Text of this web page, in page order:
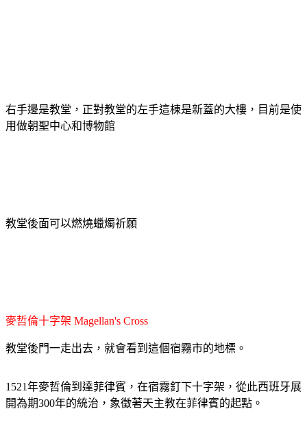
右手邊是教堂，正對教堂的左手這棟是新蓋的大樓，目前是使
用做朝聖中心和博物館
教堂後面可以燃燒蠟燭祈願
麥哲倫十字架 Magellan's Cross
教堂後門一走出去，就會看到這個宿霧市的地標。
1521年麥哲倫到達菲律賓，在宿霧釘下十字架，從此西班牙展
開為期300年的統治，象徵著天主教在菲律賓的起點。